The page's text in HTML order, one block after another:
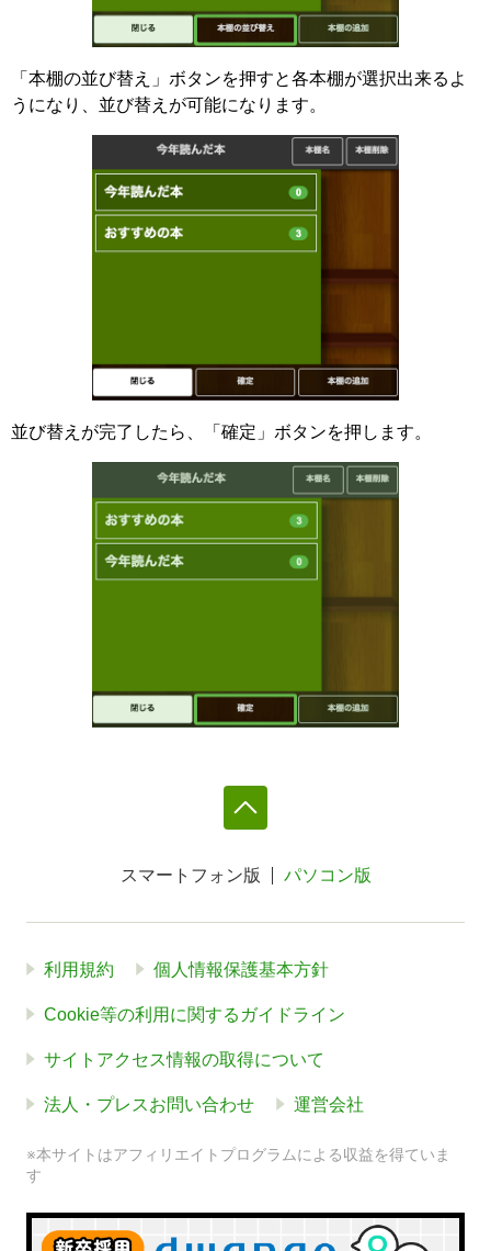
「本棚の並び替え」ボタンを押すと各本棚が選択出来るよ
うになり、並び替えが可能になります。
並び替えが完了したら、「確定」ボタンを押します。
スマートフォン版 パソコン版
利用規約 個人情報保護基本方針
Cookie等の利用に関するガイドライン
サイトアクセス情報の取得について
法人・プレスお問い合わせ 運営会社
※本サイトはアフィリエイトプログラムによる収益を得ていま
す